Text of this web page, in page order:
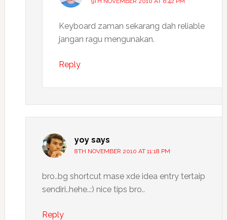
Keyboard zaman sekarang dah reliable
jangan ragu mengunakan.
Reply
yoy says
8TH NOVEMBER 2010 AT 11:18 PM
bro..bg shortcut mase xde idea entry tertaip
sendiri..hehe..:) nice tips bro..
Reply